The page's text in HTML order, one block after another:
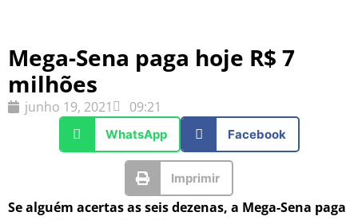
Mega-Sena paga hoje R$ 7
milhões
junho 19, 2021 09:21
WhatsApp Facebook
Imprimir
Se alguém acertas as seis dezenas, a Mega-Sena paga